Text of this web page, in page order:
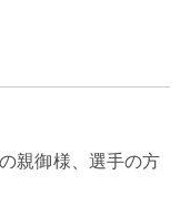
親御様、選手の方